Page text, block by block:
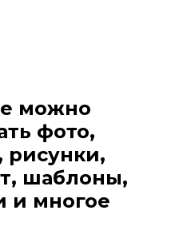
можно
фото,
рисунки,
шаблоны,
и многое